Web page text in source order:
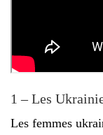
1 – Les
Les femmes